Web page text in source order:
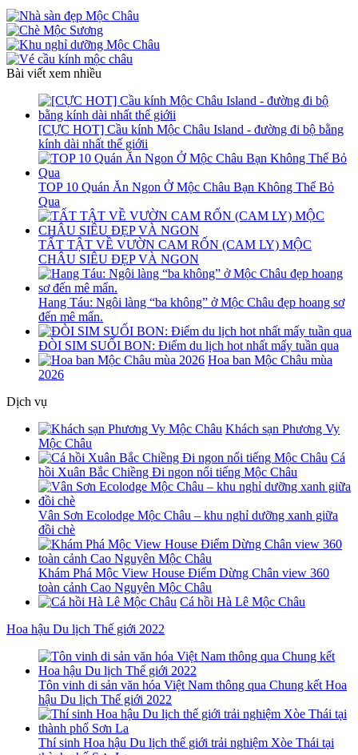
Bài viết xem nhiều
[CỰC HOT] Cầu kính Mộc Châu Island - đường đi bộ bằng
kính dài nhất thế giớii
TOP 10 Quán Ăn Ngon Ở Mộc Châu Bạn Không Thể Bỏ
Qua
TẤT TẬT VỀ VƯỜN CAM RỐN (CAM LY) MỘC
CHÂU SIÊU ĐẸP VÀ NGON
Hang Táu: Ngôi làng “ba không” ở Mộc Châu đẹp hoang sơ
đến mê mẩn.
ĐÒI SIM SUỐI BON: Điểm du lịch hot nhất mấy tuần qua
Hoa ban Mộc Châu mùa
2026
Dịch vụ
Khách sạn Phương Vy
Mộc Châu
Cá
hồi Xuân Bắc Chiềng Đi ngon nổi tiếng Mộc Châu
Vân Sơn Ecolodge Mộc Châu – khu nghỉ dưỡng xanh giữa
đồi chè
Khám Phá Mộc View House Điểm Dừng Chân view 360
toàn cảnh Cao Nguyên Mộc Châu
Cá hồi Hà Lê Mộc Châu
Hoa hậu Du lịch Thế giới 2022
Tôn vinh di sản văn hóa Việt Nam thông qua Chung kết Hoa
hậu Du lịch Thế giới 2022
Thí sinh Hoa hậu Du lịch thế giới trải nghiệm Xòe Thái tại